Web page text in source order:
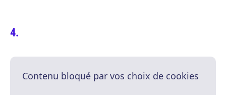
Contenu bloqué par vos choix de cookies